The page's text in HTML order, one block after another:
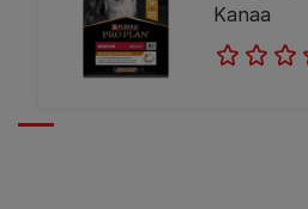
Kanaa